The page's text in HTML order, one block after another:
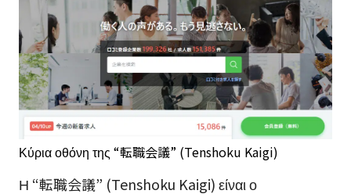
Κύρια οθόνη της “転職会議” (Tenshoku Kaigi)
Η “転職会議” (Tenshoku Kaigi) είναι ο